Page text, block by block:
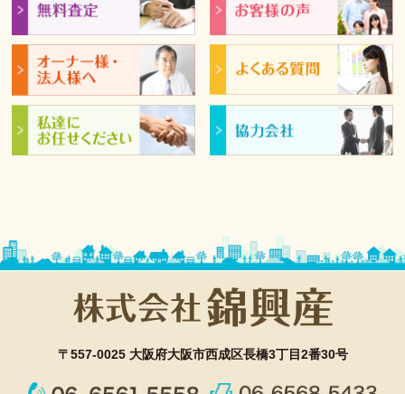
〒557-0025 大阪府大阪市西成区長橋3丁目2番30号